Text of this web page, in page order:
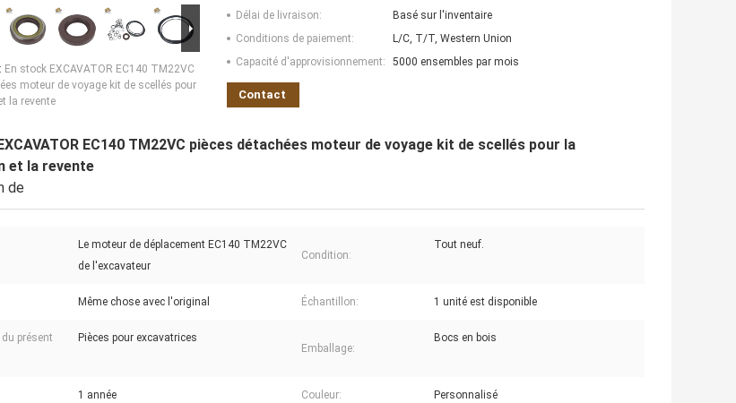
En stock EXCAVATOR EC140 TM22VC
moteur de voyage kit de scellés pour
la revente
Délai de livraison:
Basé sur l'inventaire
Conditions de paiement:
L/C, T/T, Western Union
Capacité d'approvisionnement:
5000 ensembles par mois
Contact
EC140 TM22VC pièces détachées moteur de voyage kit de scellés pour la
et la revente
de
Le moteur de déplacement EC140 TM22VC
de l'excavateur
Condition:
Tout neuf.
Même chose avec l'original Échantillon: 1 unité est disponible
présent
Pièces pour excavatrices
Emballage:
Bocs en bois
1 année Couleur: Personnalisé